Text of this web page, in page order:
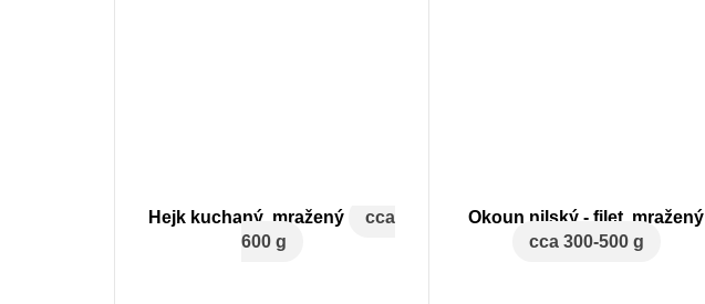
Hejk kuchaný, mražený
cca
600 g
Okoun nilský - filet, mražený
cca 300-500 g